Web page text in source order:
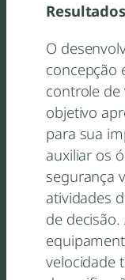
O
concepção
controle
objetivo
para sua
auxiliar os
segurança
atividades
de
velocidade